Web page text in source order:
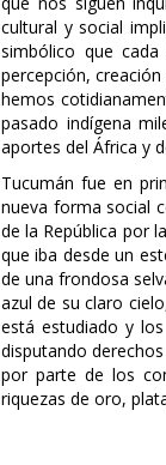
cultural y social
simbólico que
percepción,
hemos
pasado indígena
aportes del África y
Tucumán fue en
nueva forma social
de la República por
que iba desde un
de una frondosa
azul de su claro
está estudiado y
disputando
por parte de los
riquezas de oro,